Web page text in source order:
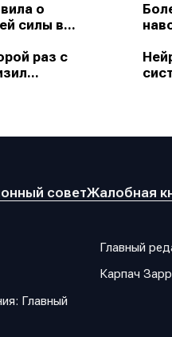
о
силы в...
раз с
советЖалобная
Главный
Главный
Карпач